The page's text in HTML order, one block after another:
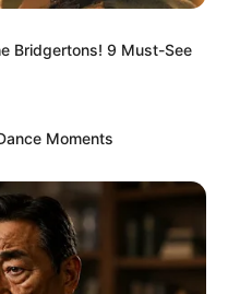
Bridgertons! 9 Must-See
Moments